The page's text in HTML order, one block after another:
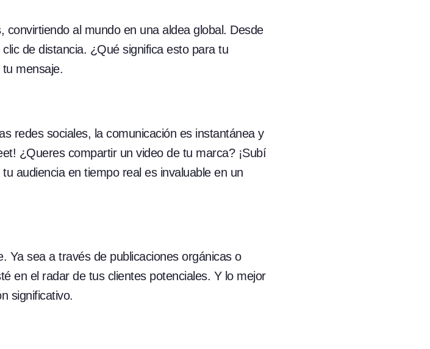
al mundo en una aldea global. Desde
de distancia. ¿Qué significa esto para tu
mensaje.
redes sociales, la comunicación es instantánea y
¿Queres compartir un video de tu marca? ¡Subí
audiencia en tiempo real es invaluable en un
Ya sea a través de publicaciones orgánicas o
en el radar de tus clientes potenciales. Y lo mejor
significativo.